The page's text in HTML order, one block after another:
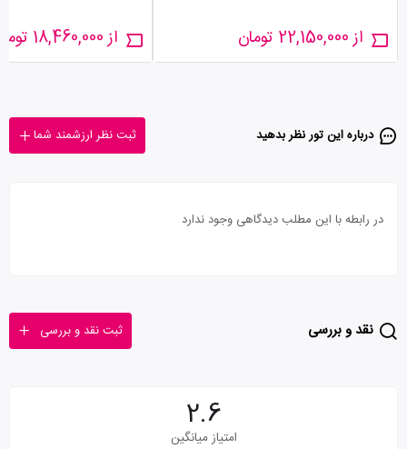
از 22,150,000 تومان از 18,460,000 تومان
درباره این تور‌ نظر بدهید ثبت نظر ارزشمند شما
در رابطه با این مطلب دیدگاهی وجود ندارد
نقد و بررسی ثبت نقد و بررسی
2.6
امتیاز میانگین